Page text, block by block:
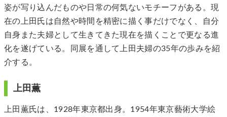
姿が写り込んだものや日常の何気ないモチーフがある。現
在の上田氏は自然や時間を精密に描く事だけでなく、自分
自身また夫婦として生きてきた現在を描くことで更なる進
化を遂げている。同展を通して上田夫婦の35年の歩みを紹
介する。
上田薫
上田薫氏は、1928年東京都出身。1954年東京藝術大学絵